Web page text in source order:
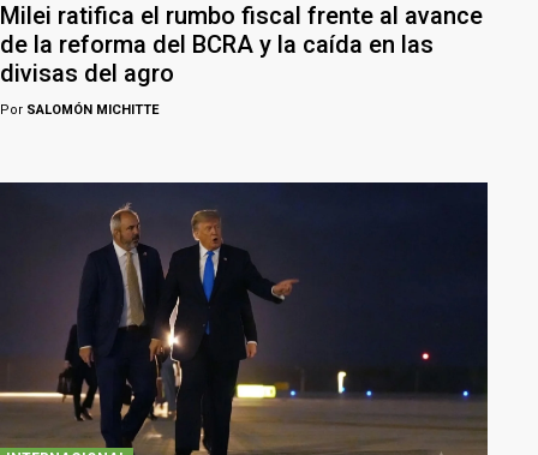
Milei ratifica el rumbo fiscal frente al avance
de la reforma del BCRA y la caída en las
divisas del agro
Por SALOMÓN MICHITTE